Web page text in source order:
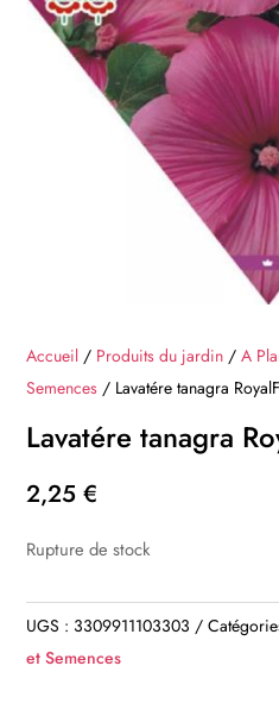
Accueil / Produits du jardin /A
Semences / Lavatére tanagra
Lavatére tanagra
2,25€
Rupture de stock
UGS : 3309911103303
et Semences